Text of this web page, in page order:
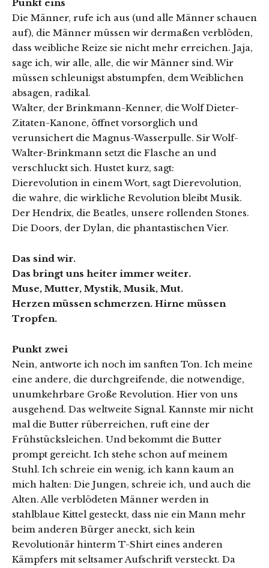
Punkt eins
Die Männer, rufe ich aus (und alle Männer schauen
auf), die Männer müssen wir dermaßen verblöden,
dass weibliche Reize sie nicht mehr erreichen. Jaja,
sage ich, wir alle, alle, die wir Männer sind. Wir
müssen schleunigst abstumpfen, dem Weiblichen
absagen, radikal.
Walter, der Brinkmann-Kenner, die Wolf Dieter-
Zitaten-Kanone, öffnet vorsorglich und
verunsichert die Magnus-Wasserpulle. Sir Wolf-
Walter-Brinkmann setzt die Flasche an und
verschluckt sich. Hustet kurz, sagt:
Dierevolution in einem Wort, sagt Dierevolution,
die wahre, die wirkliche Revolution bleibt Musik.
Der Hendrix, die Beatles, unsere rollenden Stones.
Die Doors, der Dylan, die phantastischen Vier.
Das sind wir.
Das bringt uns heiter immer weiter.
Muse, Mutter, Mystik, Musik, Mut.
Herzen müssen schmerzen. Hirne müssen
Tropfen.
Punkt zwei
Nein, antworte ich noch im sanften Ton. Ich meine
eine andere, die durchgreifende, die notwendige,
unumkehrbare Große Revolution. Hier von uns
ausgehend. Das weltweite Signal. Kannste mir nicht
mal die Butter rüberreichen, ruft eine der
Frühstücksleichen. Und bekommt die Butter
prompt gereicht. Ich stehe schon auf meinem
Stuhl. Ich schreie ein wenig, ich kann kaum an
mich halten: Die Jungen, schreie ich, und auch die
Alten. Alle verblödeten Männer werden in
stahlblaue Kittel gesteckt, dass nie ein Mann mehr
beim anderen Bürger aneckt, sich kein
Revolutionär hinterm T-Shirt eines anderen
Kämpfers mit seltsamer Aufschrift versteckt. Da